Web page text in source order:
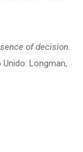
of decision.
Unido: Longman,